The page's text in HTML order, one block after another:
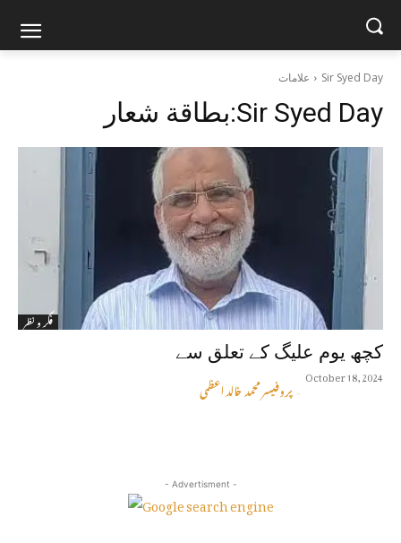
علامات Sir Syed Day
بطاقة شعار:Sir Syed Day
فکر و نظر
کچھ یوم علیگ کے تعلق سے
پروفیسر محمد خالد اعظمی -
October 18, 2024
- Advertisment -